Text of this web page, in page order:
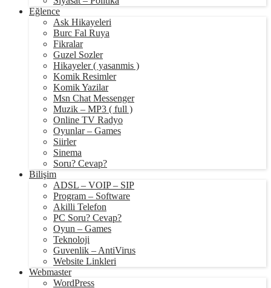
Eğlence
Ask Hikayeleri
Burc Fal Ruya
Fikralar
Guzel Sozler
Hikayeler ( yasanmis )
Komik Resimler
Komik Yazilar
Msn Chat Messenger
Muzik – MP3 ( full )
Online TV Radyo
Oyunlar – Games
Siirler
Sinema
Soru? Cevap?
Bilişim
ADSL – VOIP – SIP
Program – Software
Akilli Telefon
PC Soru? Cevap?
Oyun – Games
Teknoloji
Guvenlik – AntiVirus
Website Linkleri
Webmaster
WordPress